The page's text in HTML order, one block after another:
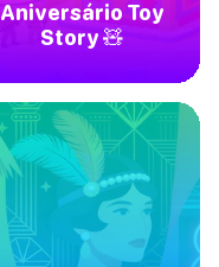
Aniversário Toy
Story 🧸